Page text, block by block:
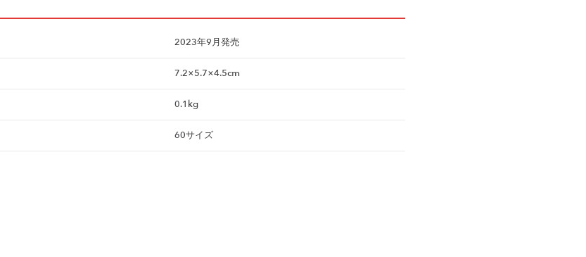
2023年9月発売
7.2×5.7×4.5cm
0.1kg
60サイズ